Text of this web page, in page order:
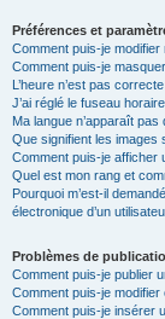
Préférences et
Comment puis-je
Comment puis-je
L’heure n’est pas correcte
J’ai réglé le fuseau
Ma langue n’apparaît pas
Que signifient les images
Comment puis-je afficher
Quel est mon rang et
Pourquoi m’est-il
électronique d’un
Problèmes de
Comment puis-je publier
Comment puis-je
Comment puis-je insérer